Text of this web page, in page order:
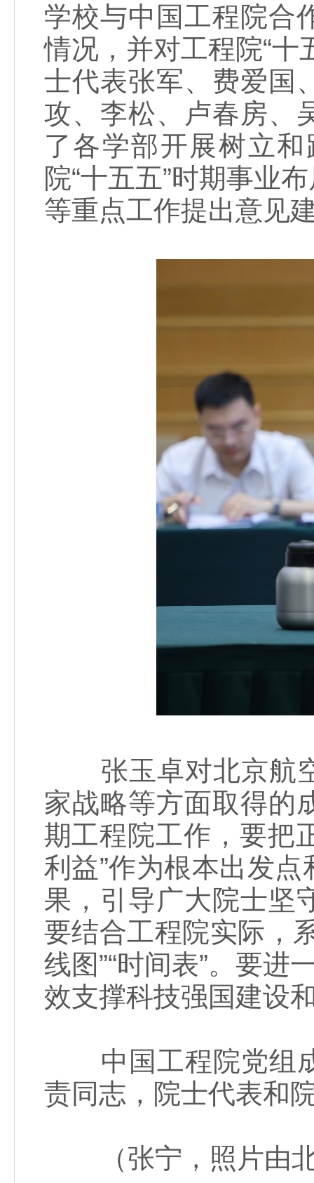
学校与中国工程院合
情况，并对工程院“十
士代表张军、费爱国
攻、李松、卢春房、
了各学部开展树立
院“十五五”时期事业
等重点工作提出意见
张玉卓对北京航空
家战略等方面取得的
期工程院工作，要把
利益”作为根本出发
果，引导广大院士坚
要结合工程院实际，
线图”“时间表”。要进
效支撑科技强国建设
中国工程院党组成
责同志，院士代表和
（张宁，照片由北